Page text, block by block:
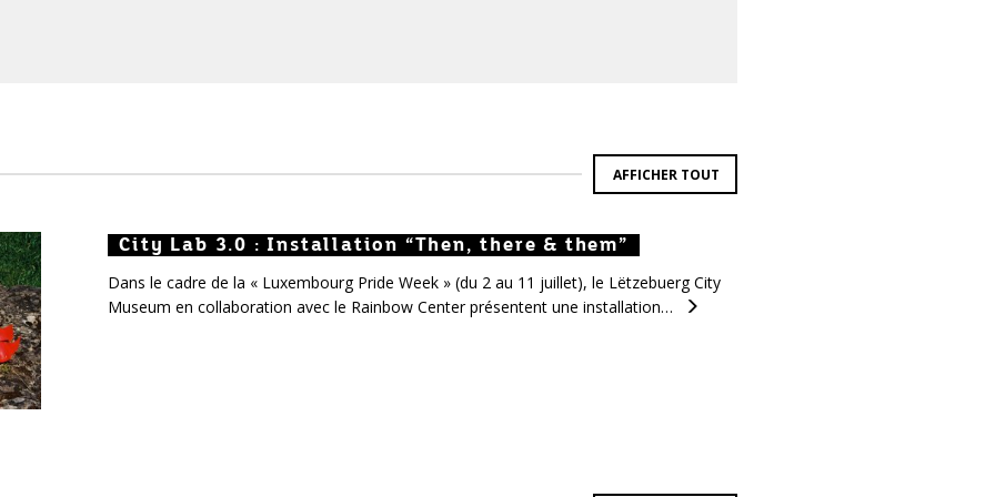
AFFICHER TOUT
City Lab 3.0 : Installation “Then, there & them”
City Lab 3.0 : Installation “Then, there & them”
City Lab 3.0 : Installation “Then, there & them”
Dans le cadre de la « Luxembourg Pride Week » (du 2 au 11 juillet), le Lëtzebuerg City
Museum en collaboration avec le Rainbow Center présentent une installation…